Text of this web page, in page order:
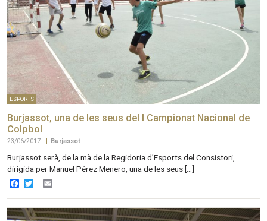
ESPORTS
Burjassot, una de les seus del I Campionat Nacional de
Colpbol
23/06/2017 | Burjassot
Burjassot serà, de la mà de la Regidoria d’Esports del Consistori,
dirigida per Manuel Pérez Menero, una de les seus […]
Facebook
Twitter